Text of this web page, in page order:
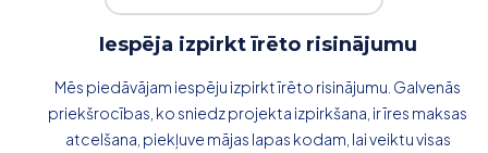
Iespēja izpirkt īrēto risinājumu
Mēs piedāvājam iespēju izpirkt īrēto risinājumu. Galvenās
priekšrocības, ko sniedz projekta izpirkšana, ir īres maksas
atcelšana, piekļuve mājas lapas kodam, lai veiktu visas